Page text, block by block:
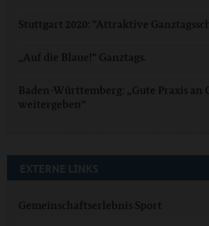
Stuttgart 2020: "Attraktive
„Auf die Blaue!“ Ganztags.
Baden-Württemberg: „Gute Praxis an
weitergeben“
EXTERNE LINKS
Gemeinschaftserlebnis Sport